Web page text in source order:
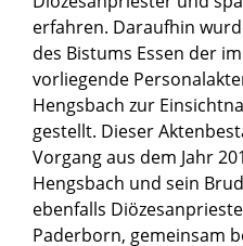
erfahren. Daraufhin
des Bistums Essen der
vorliegende
Hengsbach zur
gestellt. Dieser
Vorgang aus dem Jahr
Hengsbach und sein
ebenfalls
Paderborn, gemeinsam